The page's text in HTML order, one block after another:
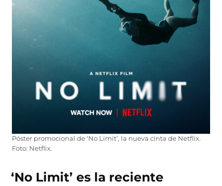
Póster promocional de ‘No Limit’, la nueva cinta de Netflix.
Foto: Netflix.
‘No Limit’ es la reciente